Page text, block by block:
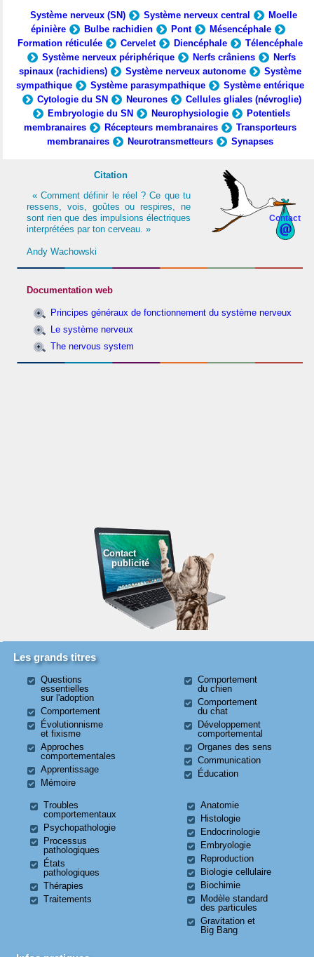
Système nerveux (SN) Système nerveux central
Moelle
épinière
Bulbe rachidien Pont
Mésencéphale
Formation réticulée
Cervelet Diencéphale
Télencéphale
Système nerveux périphérique
Nerfs crâniens
Nerfs
spinaux (rachidiens)
Système nerveux autonome
Système
sympathique
Système parasympathique
Système entérique
Cytologie du SN
Neurones
Cellules gliales (névroglie)
Embryologie du SN
Neurophysiologie
Potentiels
membranaires
Récepteurs membranaires
Transporteurs
membranaires
Neurotransmetteurs Synapses
Contact
Citation
« Comment définir le réel ? Ce que tu
ressens, vois, goûtes ou respires, ne
sont rien que des impulsions électriques
interprétées par ton cerveau. »
Andy Wachowski
Documentation web
Principes généraux de fonctionnement du système nerveux
Le système nerveux
The nervous system
Contact
publicité
Les grands titres
Questions
essentielles
sur l'adoption
Comportement
Évolutionnisme
et fixisme
Approches
comportementales
Apprentissage
Mémoire
Comportement
du chien
Comportement
du chat
Développement
comportemental
Organes des sens
Communication
Éducation
Troubles
comportementaux
Psychopathologie
Processus
pathologiques
États
pathologiques
Thérapies
Traitements
Anatomie
Histologie
Endocrinologie
Embryologie
Reproduction
Biologie cellulaire
Biochimie
Modèle standard
des particules
Gravitation et
Big Bang